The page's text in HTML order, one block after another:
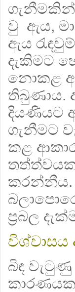
වු ඇය,
ඇය
දැකිමට
‍නොකළ
තිබුණාය.
දියණියට
ගැනීමට
කළ
කරන්නීය.
ප්‍රබල
විශ්වාසය
බිඳ